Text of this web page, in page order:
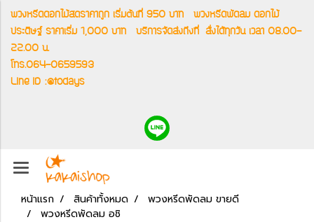
พวงหรีดดอกไม้สดราคาถูก เริ่มต้นที่ 950 บาท พวงหรีดพัดลม ดอกไม้
ประดิษฐ์ ราคาเริ่ม 1,000 บาท บริการจัดส่งถึงที่ สั่งได้ทุกวัน เวลา 08.00-
22.00 น.
โทร.064-0659593
Line ID :@todays
หน้าแรก สินค้าทั้งหมด
พวงหรีดพัดลม ขายดี
พวงหรีดพัดลม อชิ